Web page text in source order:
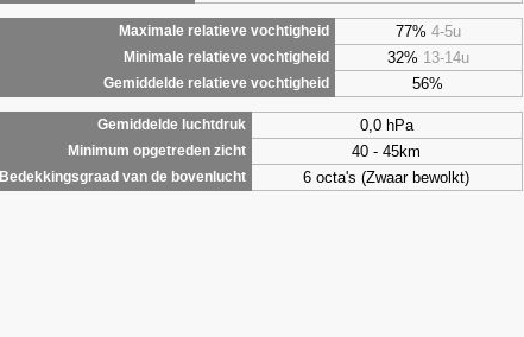
Maximale relatieve vochtigheid
77% 4-5u
Minimale relatieve vochtigheid 32% 13-14u
Gemiddelde relatieve vochtigheid 56%
Gemiddelde luchtdruk
0,0 hPa
Minimum opgetreden zicht 40 - 45km
Bedekkingsgraad van de bovenlucht 6 octa's (Zwaar bewolkt)